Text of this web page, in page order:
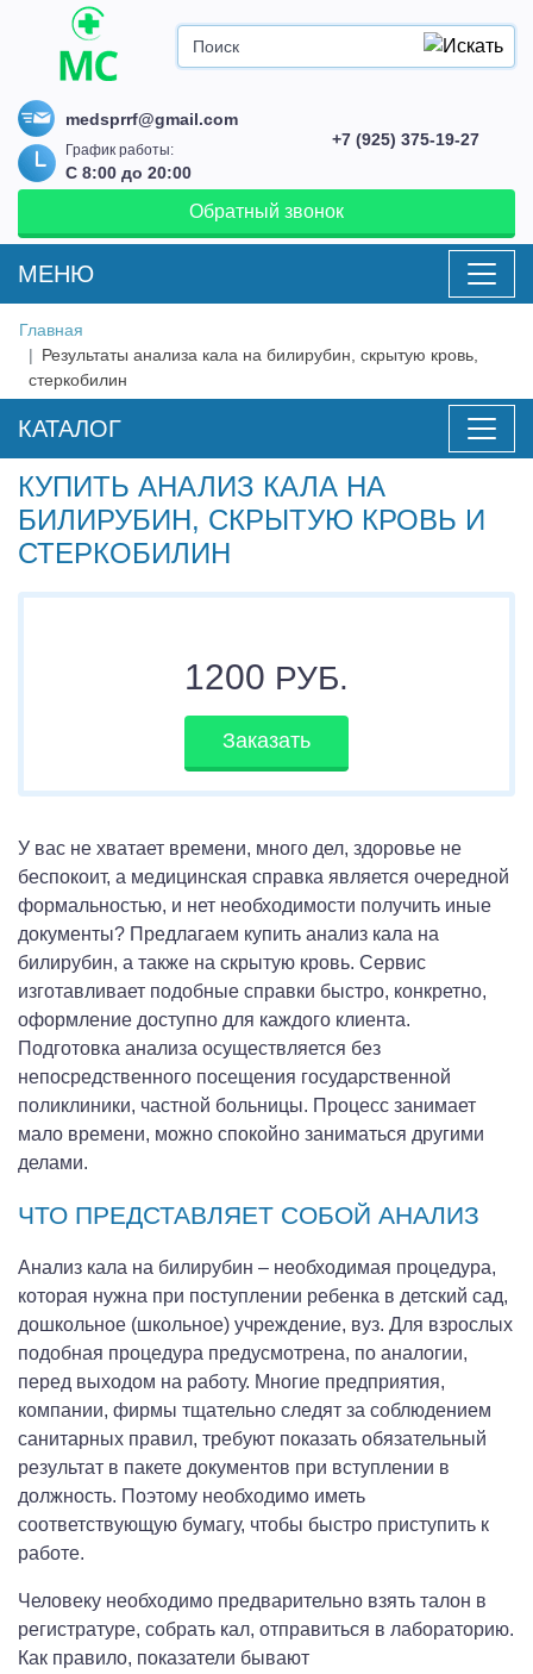
medsprrf@gmail.com
График работы:
С 8:00 до 20:00
+7 (925) 375-19-27
Обратный звонок
MEНЮ
Главная
Результаты анализа кала на билирубин, скрытую кровь,
стеркобилин
КАТАЛОГ
КУПИТЬ АНАЛИЗ КАЛА НА
БИЛИРУБИН, СКРЫТУЮ КРОВЬ И
СТЕРКОБИЛИН
1200 РУБ.
Заказать
У вас не хватает времени, много дел, здоровье не
беспокоит, а медицинская справка является очередной
формальностью, и нет необходимости получить иные
документы? Предлагаем купить анализ кала на
билирубин, а также на скрытую кровь. Сервис
изготавливает подобные справки быстро, конкретно,
оформление доступно для каждого клиента.
Подготовка анализа осуществляется без
непосредственного посещения государственной
поликлиники, частной больницы. Процесс занимает
мало времени, можно спокойно заниматься другими
делами.
ЧТО ПРЕДСТАВЛЯЕТ СОБОЙ АНАЛИЗ
Анализ кала на билирубин – необходимая процедура,
которая нужна при поступлении ребенка в детский сад,
дошкольное (школьное) учреждение, вуз. Для взрослых
подобная процедура предусмотрена, по аналогии,
перед выходом на работу. Многие предприятия,
компании, фирмы тщательно следят за соблюдением
санитарных правил, требуют показать обязательный
результат в пакете документов при вступлении в
должность. Поэтому необходимо иметь
соответствующую бумагу, чтобы быстро приступить к
работе.
Человеку необходимо предварительно взять талон в
регистратуре, собрать кал, отправиться в лабораторию.
Как правило, показатели бывают